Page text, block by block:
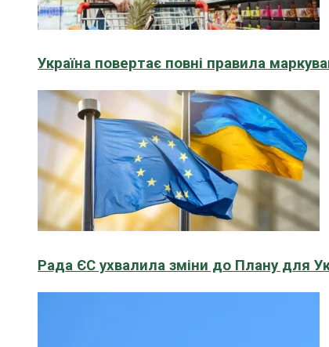
Україна повертає повні правила
Рада ЄС ухвалила зміни до Плану для